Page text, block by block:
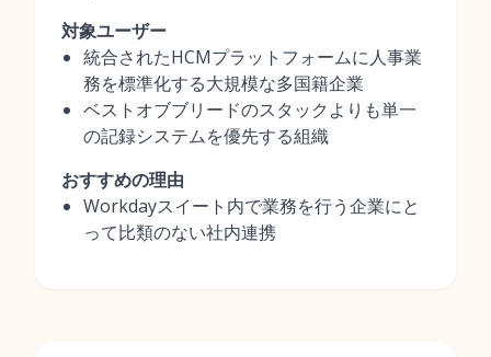
対象ユーザー
統合されたHCMプラットフォームに人事業
務を標準化する大規模な多国籍企業
ベストオブブリードのスタックよりも単一
の記録システムを優先する組織
おすすめの理由
Workdayスイート内で業務を行う企業にと
って比類のない社内連携